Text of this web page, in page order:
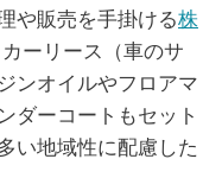
や販売を手掛ける株
ーリース（車のサ
ンオイルやフロアマ
ダーコートもセット
い地域性に配慮した